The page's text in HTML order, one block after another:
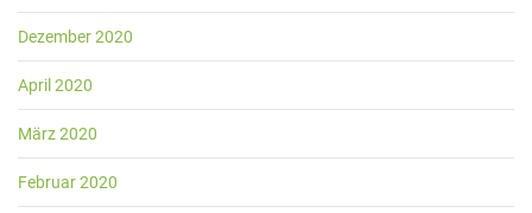
Dezember 2020
April 2020
März 2020
Februar 2020